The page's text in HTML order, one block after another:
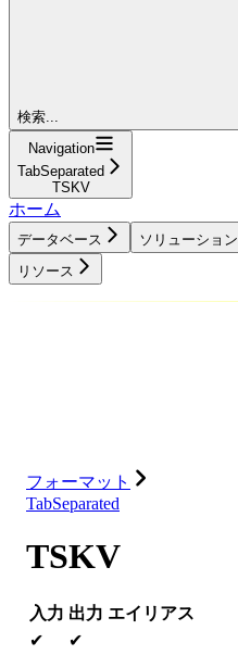
検索...
Navigation
TabSeparated
TSKV
ホーム
データベース ソリューション
リソース
フォーマット
TabSeparated
TSKV
入力 出力 エイリアス
✔
✔